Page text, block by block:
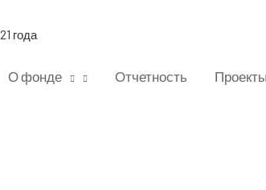
года
О фонде Отчетность Проекты